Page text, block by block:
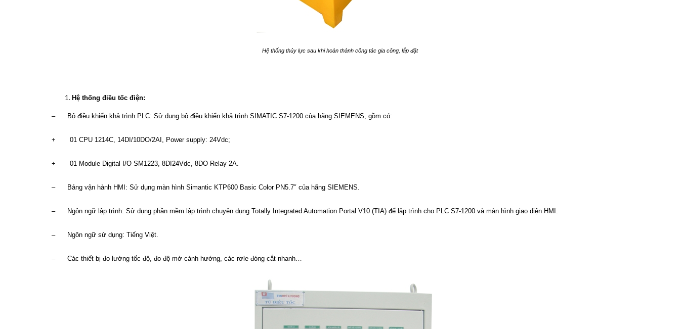
Hệ thống thủy lực sau khi hoàn thành công tác gia công, lắp đặt
Hệ thống điều tốc điện:
– Bộ điều khiển khả trình PLC: Sử dụng bộ điều khiển khả trình SIMATIC S7-1200 của hãng SIEMENS, gồm có:
+ 01 CPU 1214C, 14DI/10DO/2AI, Power supply: 24Vdc;
+ 01 Module Digital I/O SM1223, 8DI24Vdc, 8DO Relay 2A.
– Bảng vận hành HMI: Sử dụng màn hình Simantic KTP600 Basic Color PN5.7″ của hãng SIEMENS.
– Ngôn ngữ lập trình: Sử dụng phần mềm lập trình chuyên dụng Totally Integrated Automation Portal V10 (TIA) để lập trình cho PLC S7-1200 và màn hình giao diện HMI.
– Ngôn ngữ sử dụng: Tiếng Việt.
– Các thiết bị đo lường tốc độ, đo độ mở cánh hướng, các rơle đóng cắt nhanh…